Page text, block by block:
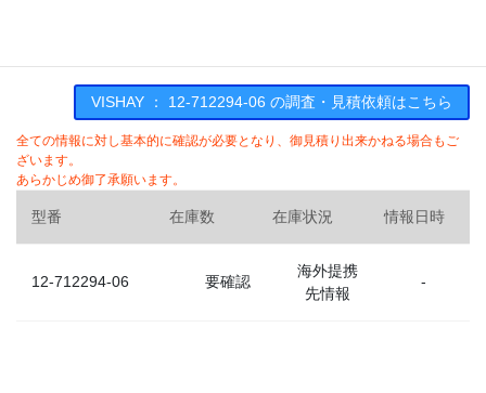
VISHAY ： 12-712294-06 の調査・見積依頼はこちら
全ての情報に対し基本的に確認が必要となり、御見積り出来かねる場合もご
ざいます。
あらかじめ御了承願います。
型番 在庫数 在庫状況 情報日時
12-712294-06 要確認
海外提携
先情報
-